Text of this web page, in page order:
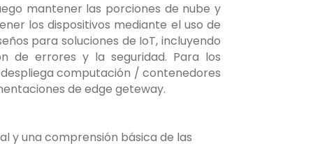
mantener las porciones de nube y
los dispositivos mediante el uso de
para soluciones de IoT, incluyendo
de errores y la seguridad. Para los
computación / contenedores
de edge geteway.
y una comprensión básica de las